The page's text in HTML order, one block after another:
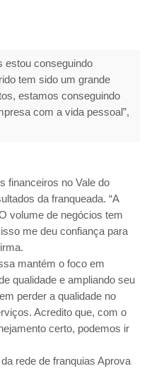
estou conseguindo
tem sido um grande
estamos conseguindo
com a vida pessoal”,
financeiros no Vale do
da franqueada. “A
volume de negócios tem
me deu confiança para
mantém o foco em
qualidade e ampliando seu
perder a qualidade no
Acredito que, com o
certo, podemos ir
rede de franquias Aprova